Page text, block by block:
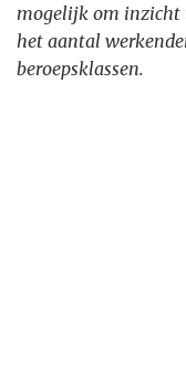
mogelijk om inzicht
het aantal
beroepsklassen.